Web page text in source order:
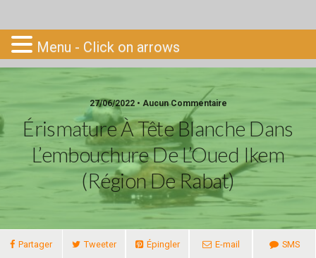
Go-South
27/06/2022 • Aucun Commentaire
Érismature À Tête Blanche Dans
L’embouchure De L’Oued Ikem
(région De Rabat)
Partager Tweeter Épingler E-mail SMS
Menu - Click on arrows